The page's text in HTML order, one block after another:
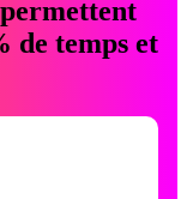
de temps et